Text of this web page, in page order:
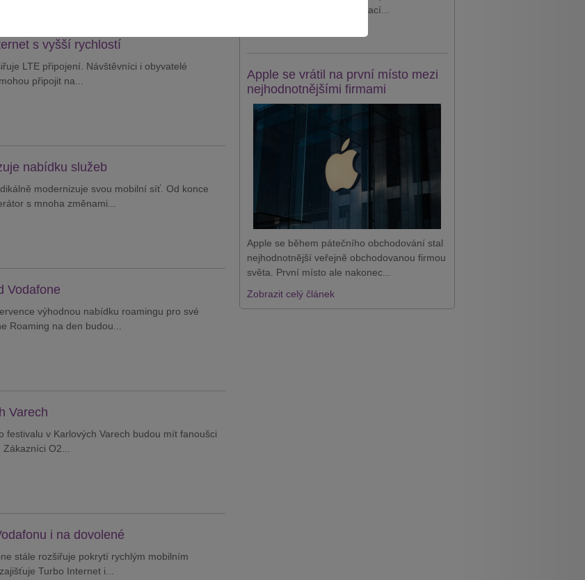
s vyšší rychlostí
LTE připojení. Návštěvníci i obyvatelé
připojit na...
nabídku služeb
modernizuje svou mobilní síť. Od konce
s mnoha změnami...
Vodafone
výhodnou nabídku roamingu pro své
Roaming na den budou...
Varech
festivalu v Karlových Varech budou mít fanoušci
O2...
i na dovolené
stále rozšiřuje pokrytí rychlým mobilním
Turbo Internet i...
získávání důvěrných informací...
Apple se vrátil na první místo mezi
nejhodnotnějšími firmami
Apple se během pátečního obchodování stal
nejhodnotnější veřejně obchodovanou firmou
světa. První místo ale nakonec...
Zobrazit celý článek